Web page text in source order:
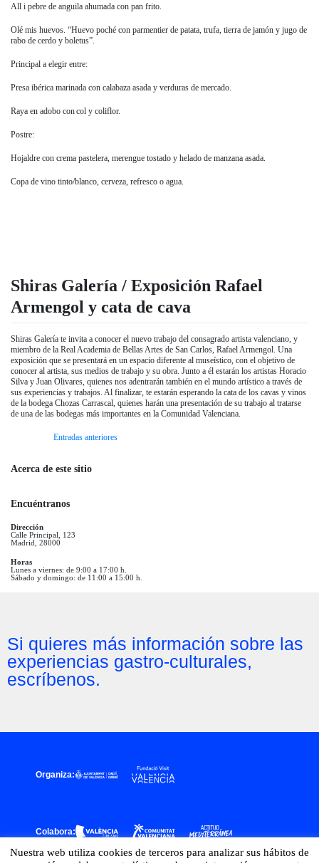
All i pebre de anguila ahumada con pan frito.
Olé mis huevos. “Huevo poché con parmentier de patata, trufa, tierra de jamón y jugo de
rabo de cerdo y boletus”.
Principal a elegir entre:
Presa ibérica marinada con calabaza asada y verduras de mercado.
Raya en adobo con col y coliflor.
Postre:
Hojaldre con crema pastelera, merengue tostado y helado de manzana asada.
Copa de vino tinto/blanco, cerveza, refresco o agua.
Shiras Galería / Exposición Rafael
Armengol y cata de cava
Shiras Galería te invita a conocer el nuevo trabajo del consagrado artista valenciano, y
miembro de la Real Academia de Bellas Artes de San Carlos, Rafael Armengol. Una
exposición que se presentará en un espacio diferente al museístico, con el objetivo de
conocer al artista, sus medios de trabajo y su obra. Junto a él estarán los artistas Horacio
Silva y Juan Olivares, quienes nos adentrarán también en el mundo artístico a través de
sus experiencias y trabajos. Al finalizar, te estarán esperando la cata de los cavas y vinos
de la bodega Chozas Carrascal, quienes harán una presentación de su trabajo al tratarse
de una de las bodegas más importantes en la Comunidad Valenciana.
Entradas anteriores
Acerca de este sitio
Encuéntranos
Dirección
Calle Principal, 123
Madrid, 28000
Horas
Lunes a viernes: de 9:00 a 17:00 h.
Sábado y domingo: de 11:00 a 15:00 h.
Si quieres más información sobre las
experiencias gastro-culturales,
escríbenos.
Organiza:
Colabora:
Nuestra web utiliza cookies de terceros para analizar sus hábitos de